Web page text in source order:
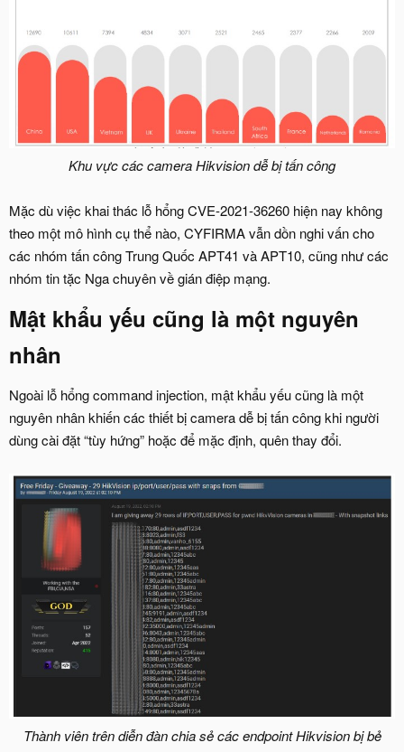
Khu vực các camera Hikvision dễ bị tấn công
Mặc dù việc khai thác lỗ hổng CVE-2021-36260 hiện nay không
theo một mô hình cụ thể nào, CYFIRMA vẫn dồn nghi vấn cho
các nhóm tấn công Trung Quốc APT41 và APT10, cũng như các
nhóm tin tặc Nga chuyên về gián điệp mạng.
Mật khẩu yếu cũng là một nguyên
nhân
Ngoài lỗ hổng command injection, mật khẩu yếu cũng là một
nguyên nhân khiến các thiết bị camera dễ bị tấn công khi người
dùng cài đặt “tùy hứng” hoặc để mặc định, quên thay đổi.
Thành viên trên diễn đàn chia sẻ các endpoint Hikvision bị bẻ